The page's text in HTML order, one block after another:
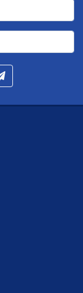
negócios,
cobertura e
totalizam